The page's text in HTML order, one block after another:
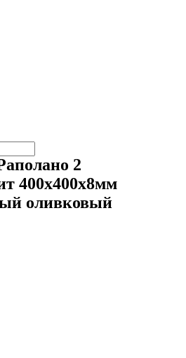
2
400х400х8мм
оливковый